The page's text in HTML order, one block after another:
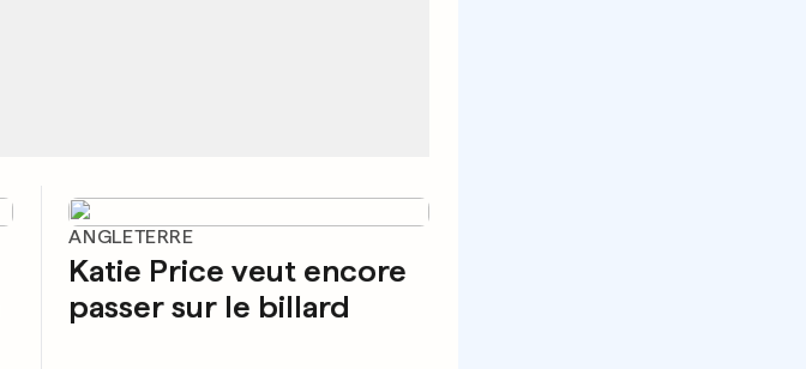
ANGLETERRE
Katie Price veut encore
passer sur le billard